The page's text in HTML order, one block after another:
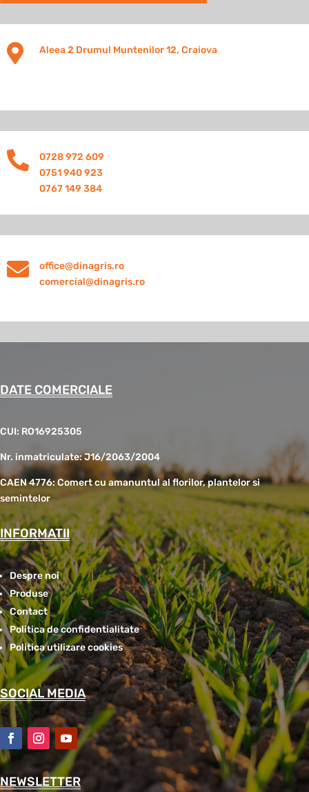
 Aleea 2 Drumul Muntenilor 12, Craiova

0728 972 609
0751 940 923
0767 149 384

office@dinagris.ro
comercial@dinagris.ro
DATE COMERCIALE
CUI: RO16925305
Nr. inmatriculate: J16/2063/2004
CAEN 4776: Comert cu amanuntul al florilor, plantelor si
semintelor
INFORMATII
Despre noi
Produse
Contact
Politica de confidentialitate
Politica utilizare cookies
SOCIAL MEDIA
NEWSLETTER